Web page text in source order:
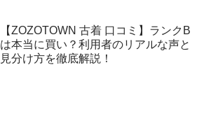
【ZOZOTOWN 古着 口コミ】ランクB
は本当に買い？利用者のリアルな声と
見分け方を徹底解説！